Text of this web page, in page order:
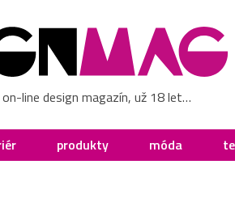
line design magazín, už 18 let…
produkty móda